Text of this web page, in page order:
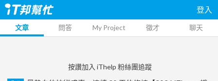
登入
文章 問答 My Project 徵才 聊天
按讚加入 iThelp 粉絲團追蹤